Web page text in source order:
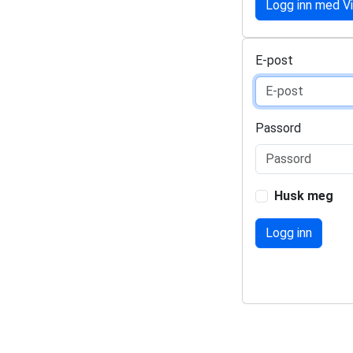
Logg inn med
E-post
Passord
Husk meg
Logg inn